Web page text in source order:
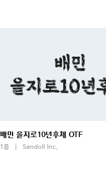
배민 을지로10년후체 OTF
1종 Sandoll Inc.